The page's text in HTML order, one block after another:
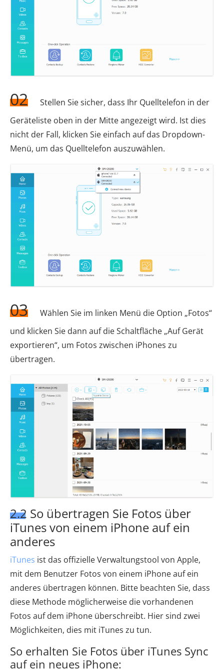
02
Stellen Sie sicher, dass Ihr Quelltelefon in der
Geräteliste oben in der Mitte angezeigt wird. Ist dies
nicht der Fall, klicken Sie einfach auf das Dropdown-
Menü, um das Quelltelefon auszuwählen.
03
Wählen Sie im linken Menü die Option „Fotos“
und klicken Sie dann auf die Schaltfläche „Auf Gerät
exportieren“, um Fotos zwischen iPhones zu
übertragen.
2.2 So übertragen Sie Fotos über
iTunes von einem iPhone auf ein
anderes
iTunes ist das offizielle Verwaltungstool von Apple,
mit dem Benutzer Fotos von einem iPhone auf ein
anderes übertragen können. Bitte beachten Sie, dass
diese Methode möglicherweise die vorhandenen
Fotos auf dem iPhone überschreibt. Hier sind zwei
Möglichkeiten, dies mit iTunes zu tun.
So erhalten Sie Fotos über iTunes Sync
auf ein neues iPhone: